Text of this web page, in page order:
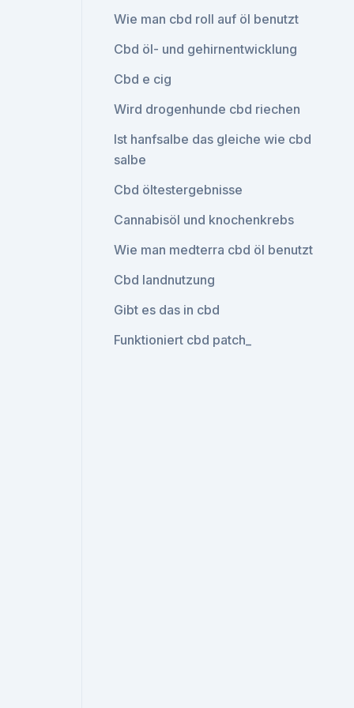
Wie man cbd roll auf öl benutzt
Cbd öl- und gehirnentwicklung
Cbd e cig
Wird drogenhunde cbd riechen
Ist hanfsalbe das gleiche wie cbd
salbe
Cbd öltestergebnisse
Cannabisöl und knochenkrebs
Wie man medterra cbd öl benutzt
Cbd landnutzung
Gibt es das in cbd
Funktioniert cbd patch_